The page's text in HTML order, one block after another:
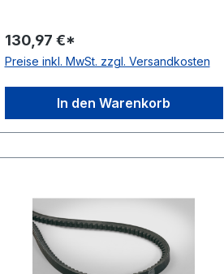
ConCar Ausführung flankenoffen,
formgezahnt antistatisch ja Norm
Zugstrang Polyester Breite 22mm
Höhe 18mm
130,97 €*
Preise inkl. MwSt. zzgl. Versandkosten
In den Warenkorb